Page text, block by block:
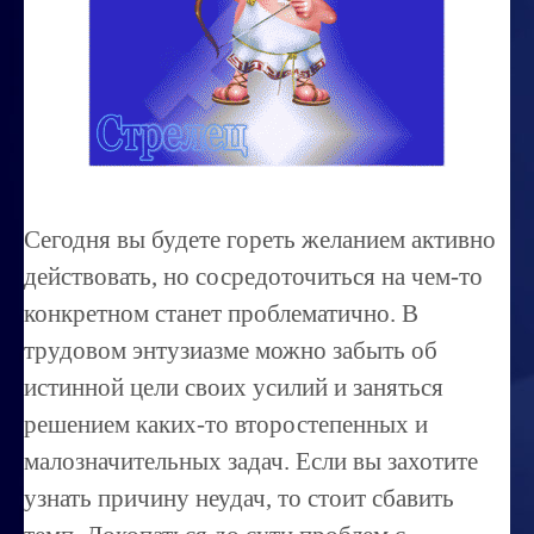
Миссиональность
Королевский гороскоп
Найти идеального партнера
Корректировка характера
Совместимость
Занятия по расшифровке снов
Магия денег
Сегодня вы будете гореть желанием активно
действовать, но сосредоточиться на чем-то
конкретном станет проблематично. В
трудовом энтузиазме можно забыть об
истинной цели своих усилий и заняться
решением каких-то второстепенных и
малозначительных задач. Если вы захотите
узнать причину неудач, то стоит сбавить